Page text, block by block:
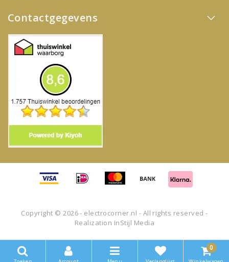
Contactgegevens
Copyright © 2026 - electrocorner.nl - All rights reserved -
Realization InStijl Media
0